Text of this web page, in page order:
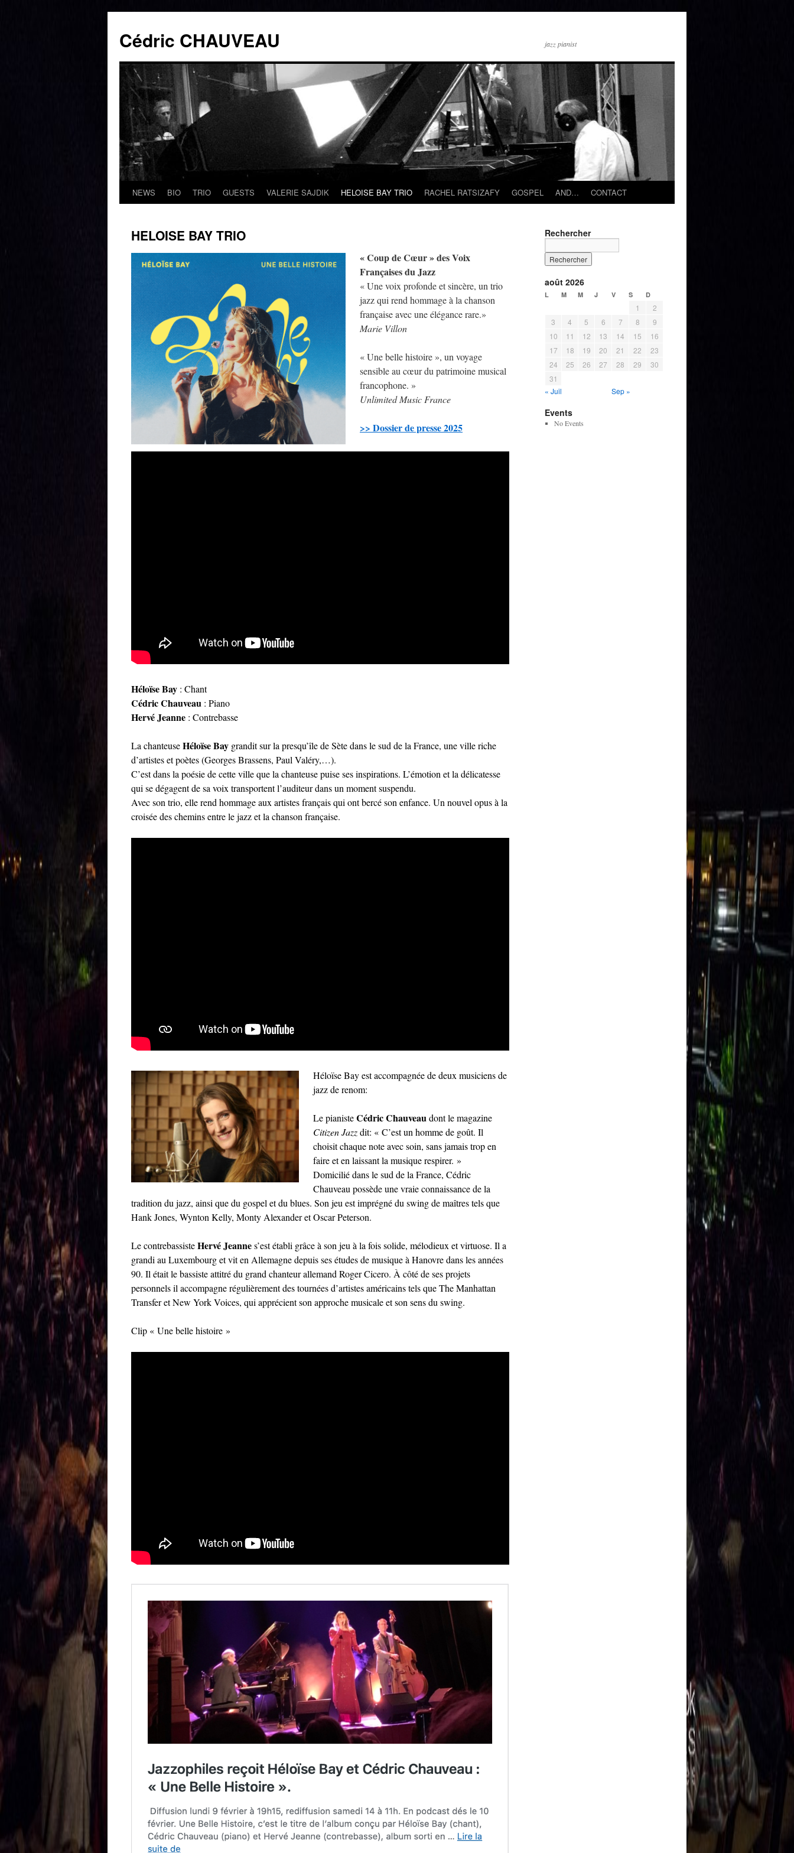
Cédric CHAUVEAU jazz pianist
Aller
contenu
NEWS BIO TRIO GUESTS VALERIE SAJDIK HELOISE BAY TRIO RACHEL RATSIZAFY GOSPEL AND… CONTACT
HELOISE BAY TRIO
« Coup de Cœur » des Voix
Françaises du Jazz
« Une voix profonde et sincère, un trio
jazz qui rend hommage à la chanson
française avec une élégance rare.»
Marie Villon
« Une belle histoire », un voyage
sensible au cœur du patrimoine musical
francophone. »
Unlimited Music France
>> Dossier de presse 2025
Héloïse Bay : Chant
Cédric Chauveau : Piano
Hervé Jeanne : Contrebasse
La chanteuseHéloïse Bay grandit sur la presqu’île de Sète dans le sud de la France, une ville riche
d’artistes et poètes (Georges Brassens, Paul Valéry,…).
C’est dans la poésie de cette ville que la chanteuse puise ses inspirations. L’émotion et la délicatesse
qui se dégagent de sa voix transportent l’auditeur dans un moment suspendu.
Avec son trio, elle rend hommage aux artistes français qui ont bercé son enfance. Un nouvel opus à la
croisée des chemins entre le jazz et la chanson française.
Héloïse Bay est accompagnée de deux musiciens de
jazz de renom:
Le pianisteCédric Chauveaudont le magazine
Citizen Jazzdit: « C’est un homme de goût. Il
choisit chaque note avec soin, sans jamais trop en
faire et en laissant la musique respirer. »
Domicilié dans le sud de la France, Cédric
Chauveau possède une vraie connaissance de la
tradition du jazz, ainsi que du gospel et du blues. Son jeu est imprégné du swing de maîtres tels que
Hank Jones, Wynton Kelly, Monty Alexander et Oscar Peterson.
Le contrebassisteHervé Jeannes’est établi grâce à son jeu à la fois solide, mélodieux et virtuose. Il a
grandi au Luxembourg et vit en Allemagne depuis ses études de musique à Hanovre dans les années
90. Il était le bassiste attitré du grand chanteur allemand Roger Cicero. À côté de ses projets
personnels il accompagne régulièrement des tournées d’artistes américains tels que The Manhattan
Transfer et New York Voices, qui apprécient son approche musicale et son sens du swing.
Clip « Une belle histoire »
Rechercher
août 2026
L M M J V S D
1
2
3
4 5 6 7 8
9
10
11 12 13 14 15
16
17
18 19 20 21 22
23
24
25 26 27 28 29
30
31
« Juil
Sep »
Events
No Events